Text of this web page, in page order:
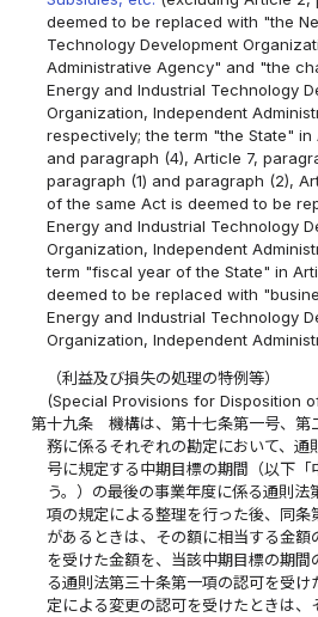
deemed to be replaced with "the
Technology Development
Administrative Agency" and "the
Energy and Industrial Technology
Organization, Independent
respectively; the term "the State" in
and paragraph (4), Article 7,
paragraph (1) and paragraph (2),
of the same Act is deemed to be
Energy and Industrial Technology
Organization, Independent
term "fiscal year of the State" in
deemed to be replaced with
Energy and Industrial Technology
Organization, Independent
（利益及び損失の処理の特例等）
(Special Provisions for Disposition
第十九条
機構は、第十七条第一号、
務に係るそれぞれの勘定において、通
号に規定する中期目標の期間（以下「
う。）の最後の事業年度に係る通則
項の規定による整理を行った後、同
があるときは、その額に相当する金
を受けた金額を、当該中期目標の期
る通則法第三十条第一項の認可を受
定による変更の認可を受けたときは、